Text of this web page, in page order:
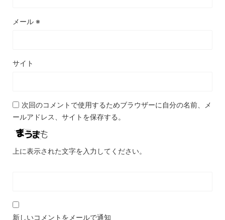
メール ※
サイト
次回のコメントで使用するためブラウザーに自分の名前、メ
ールアドレス、サイトを保存する。
上に表示された文字を入力してください。
新しいコメントをメールで通知